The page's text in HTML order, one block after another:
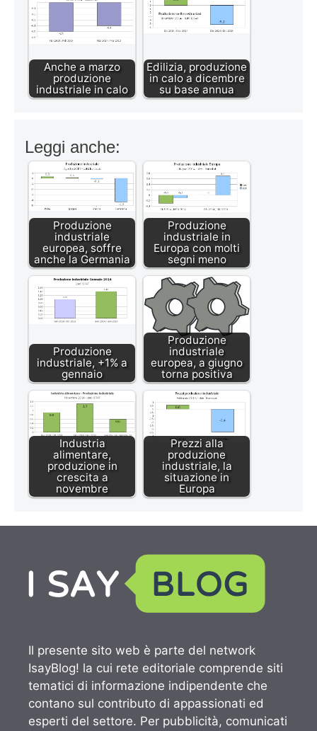
Anche a marzo
produzione
industriale in calo
Edilizia, produzione
in calo a dicembre
su base annua
Leggi anche:
Produzione
industriale
europea, soffre
anche la Germania
Produzione
industriale in
Europa con molti
segni meno
Produzione
industriale, +1% a
gennaio
Produzione
industriale
europea, a giugno
torna positiva
Industria
alimentare,
produzione in
crescita a
novembre
Prezzi alla
produzione
industriale, la
situazione in
Europa
Il presente sito web è parte del network
IsayBlog! la cui rete editoriale comprende siti
tematici di informazione indipendente che
contano sul contributo di appassionati ed
esperti del settore. Per pubblicità, comunicati